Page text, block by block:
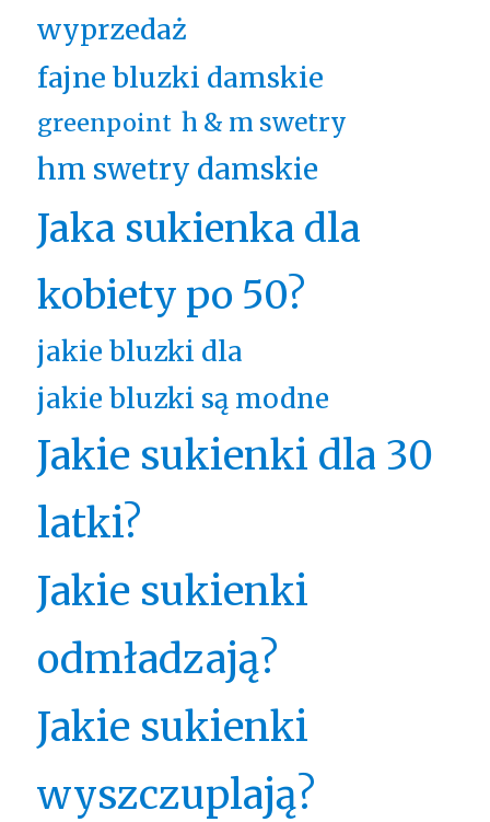
wyprzedaż
fajne bluzki damskie
greenpoint h & m swetry
hm swetry damskie
Jaka sukienka dla
kobiety po 50?
jakie bluzki dla
jakie bluzki są modne
Jakie sukienki dla 30
latki?
Jakie sukienki
odmładzają?
Jakie sukienki
wyszczuplają?